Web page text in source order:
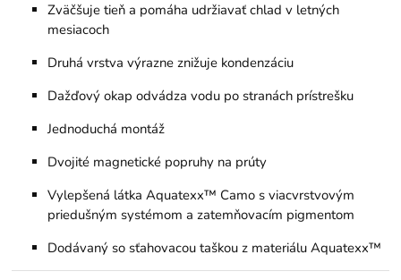
Zväčšuje tieň a pomáha udržiavať chlad v letných
mesiacoch
Druhá vrstva výrazne znižuje kondenzáciu
Dažďový okap odvádza vodu po stranách prístrešku
Jednoduchá montáž
Dvojité magnetické popruhy na prúty
Vylepšená látka Aquatexx™ Camo s viacvrstvovým
priedušným systémom a zatemňovacím pigmentom
Dodávaný so sťahovacou taškou z materiálu Aquatexx™